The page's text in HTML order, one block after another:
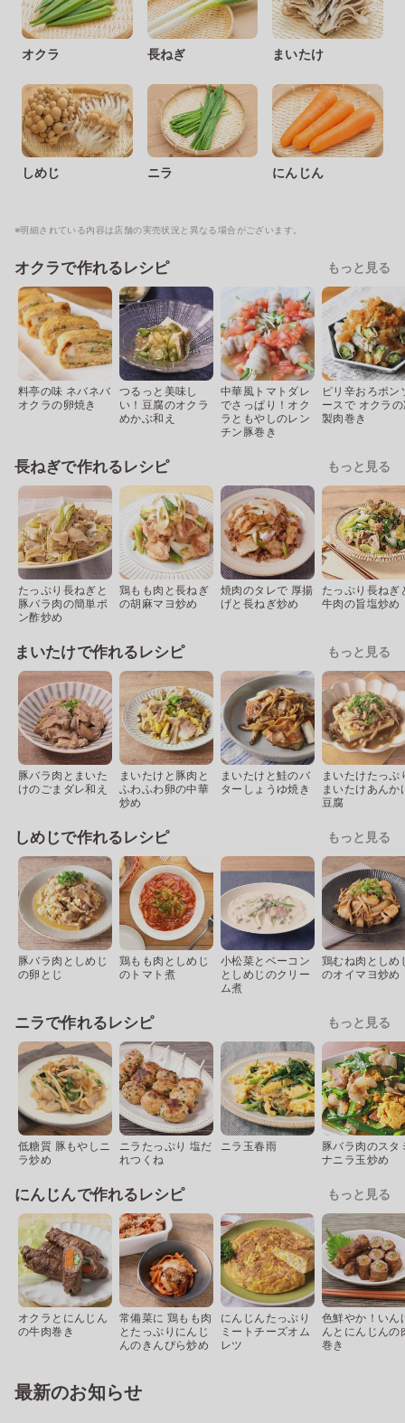
オクラ 長ねぎ まいたけ
しめじ ニラ にんじん
※明細されている内容は店舗の実売状況と異なる場合がございます。
オクラで作れるレシピ もっと見る
料亭の味 ネバネバ
オクラの卵焼き
つるっと美味し
い！豆腐のオクラ
めかぶ和え
中華風トマトダレ
でさっぱり！オク
ラともやしのレン
チン豚巻き
ピリ辛おろポン
ースで オクラ
製肉巻き
長ねぎで作れるレシピ もっと見る
たっぷり長ねぎと
豚バラ肉の簡単ポ
ン酢炒め
鶏もも肉と長ねぎ
の胡麻マヨ炒め
焼肉のタレで 厚揚
げと長ねぎ炒め
たっぷり長ねぎ
牛肉の旨塩炒め
まいたけで作れるレシピ もっと見る
豚バラ肉とまいた
けのごまダレ和え
まいたけと豚肉と
ふわふわ卵の中華
炒め
まいたけと鮭のバ
ターしょうゆ焼き
まいたけたっぷ
まいたけあんか
豆腐
しめじで作れるレシピ もっと見る
豚バラ肉としめじ
の卵とじ
鶏もも肉としめじ
のトマト煮
小松菜とベーコン
としめじのクリー
ム煮
鶏むね肉としめ
のオイマヨ炒め
ニラで作れるレシピ もっと見る
低糖質 豚もやしニ
ラ炒め
ニラたっぷり 塩だ
れつくね
ニラ玉春雨
豚バラ肉のスタ
ナニラ玉炒め
にんじんで作れるレシピ もっと見る
オクラとにんじん
の牛肉巻き
常備菜に 鶏もも肉
とたっぷりにんじ
んのきんぴら炒め
にんじんたっぷり
ミートチーズオム
レツ
色鮮やか！いん
んとにんじんの
巻き
最新のお知らせ